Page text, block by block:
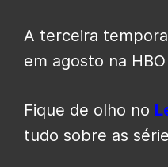
A terceira
em agosto na
Fique de olho no
tudo sobre as